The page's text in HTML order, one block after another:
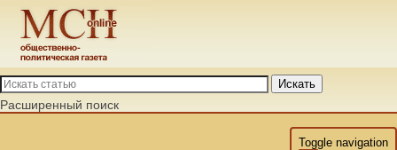
Искать
Расширенный поиск
Toggle navigation